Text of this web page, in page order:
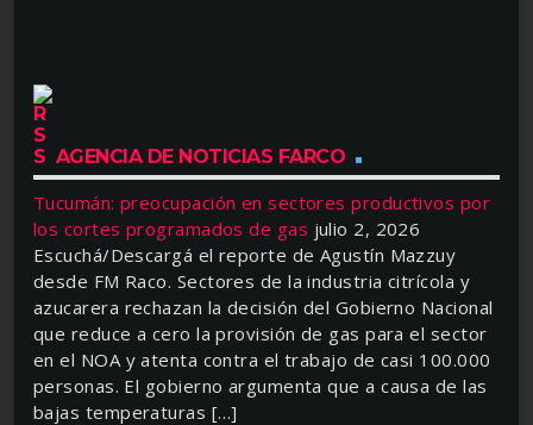
AGENCIA DE NOTICIAS FARCO
Tucumán: preocupación en sectores productivos por
los cortes programados de gas julio 2, 2026
Escuchá/Descargá el reporte de Agustín Mazzuy
desde FM Raco. Sectores de la industria citrícola y
azucarera rechazan la decisión del Gobierno Nacional
que reduce a cero la provisión de gas para el sector
en el NOA y atenta contra el trabajo de casi 100.000
personas. El gobierno argumenta que a causa de las
bajas temperaturas […]